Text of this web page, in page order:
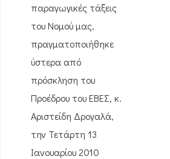
παραγωγικές τάξεις
του Νομού μας,
πραγματοποιήθηκε
ύστερα από
πρόσκληση του
Προέδρου του ΕΒΕΣ, κ.
Αριστείδη Δρογαλά,
την Τετάρτη 13
Ιανουαρίου 2010